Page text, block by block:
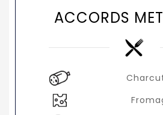
ACCORDS